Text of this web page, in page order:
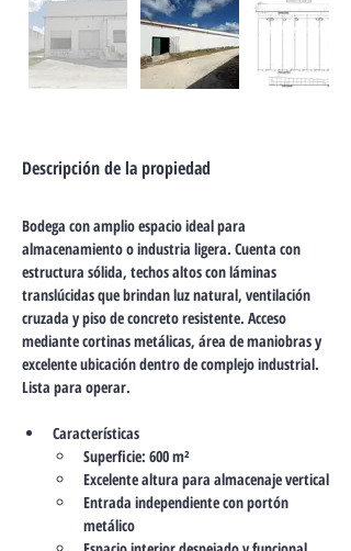
Descripción de la propiedad
Bodega con amplio espacio ideal para
almacenamiento o industria ligera. Cuenta con
estructura sólida, techos altos con láminas
translúcidas que brindan luz natural, ventilación
cruzada y piso de concreto resistente. Acceso
mediante cortinas metálicas, área de maniobras y
excelente ubicación dentro de complejo industrial.
Lista para operar.
Características
Superficie: 600 m²
Excelente altura para almacenaje vertical
Entrada independiente con portón
metálico